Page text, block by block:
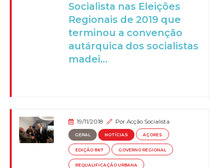
Socialista nas Eleições
Regionais de 2019 que
terminou a convenção
autárquica dos socialistas
madei...
19/11/2018 PorAcção Socialista
GERAL NOTÍCIAS AÇORES
EDIÇÃO 867 GOVERNO REGIONAL
REQUALIFICAÇÃO URBANA